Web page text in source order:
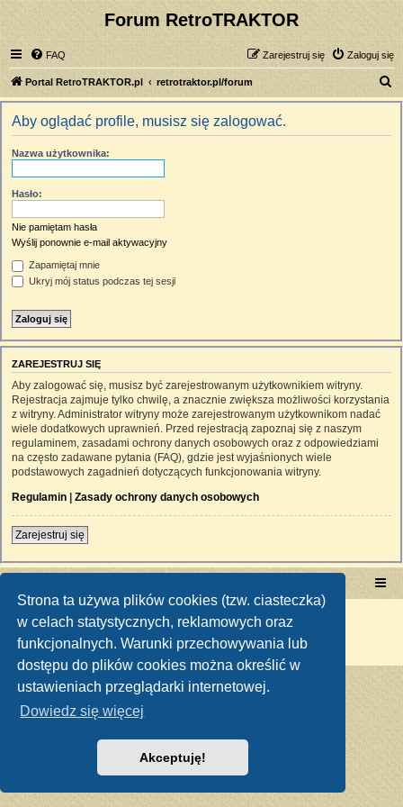
Strona ta używa plików cookies (tzw. ciasteczka)
w celach statystycznych, reklamowych oraz
funkcjonalnych. Warunki przechowywania lub
dostępu do plików cookies można określić w
ustawieniach przeglądarki internetowej.
Dowiedz się więcej
Akceptuję!
Forum RetroTRAKTOR
FAQ Zaloguj się
Zarejestruj się
Portal RetroTRAKTOR.pl retrotraktor.pl/forum
z
Aby oglądać profile, musisz się zalogować.
Nazwa użytkownika:
Hasło:
Nie pamiętam hasła
Wyślij ponownie e-mail aktywacyjny
Zapamiętaj mnie
Ukryj mój status podczas tej sesji
ZAREJESTRUJ SIĘ
Aby zalogować się, musisz być zarejestrowanym użytkownikiem witryny.
Rejestracja zajmuje tylko chwilę, a znacznie zwiększa możliwości korzystania
z witryny. Administrator witryny może zarejestrowanym użytkownikom nadać
wiele dodatkowych uprawnień. Przed rejestracją zapoznaj się z naszym
regulaminem, zasadami ochrony danych osobowych oraz z odpowiedziami
na często zadawane pytania (FAQ), gdzie jest wyjaśnionych wiele
podstawowych zagadnień dotyczących funkcjonowania witryny.
Regulamin | Zasady ochrony danych osobowych
Zarejestruj się
Technologię dostarcza phpBB ® Forum Software © phpBB Limited
Polski pakiet językowy dostarcza
Zasady ochrony danych osobowych|Regulamin